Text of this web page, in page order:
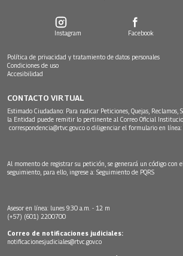
Instagram Facebook
Política de privacidad y tratamiento de datos personales
Condiciones de uso
Accesibilidad
CONTACTO VIRTUAL
Estimado Ciudadano: Para radicar Peticiones, Quejas, Reclamos,
la Entidad puede remitir lo pertinente al Correo Oficial
correspondencia@rtvc.gov.co o diligenciar el formulario en línea:
Al momento de registrar su petición, se generará un código con
seguimiento, para ello, ingrese a: Seguimiento de PQRS
Asesor en línea: lunes 9:30 a.m. - 12 m
(+57) (601) 2200700
Correo de notificaciones judiciales:
notificacionesjudiciales@rtvc.gov.co